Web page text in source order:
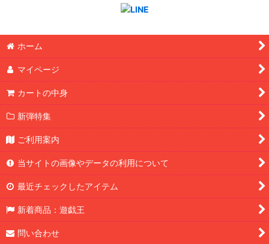
ホーム
マイページ
カートの中身
新弾特集
ご利用案内
当サイトの画像やデータの利用について
最近チェックしたアイテム
新着商品：遊戯王
問い合わせ